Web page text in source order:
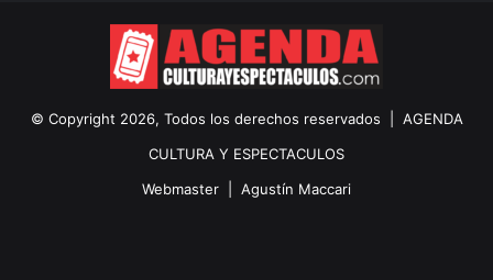
© Copyright 2026, Todos los derechos reservados | AGENDA
CULTURA Y ESPECTACULOS
Webmaster | Agustín Maccari